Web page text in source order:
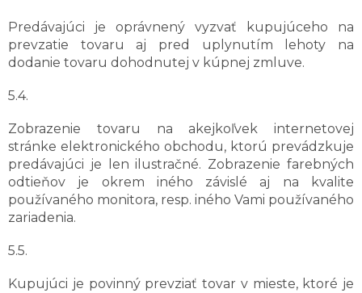
Predávajúci je oprávnený vyzvať kupujúceho na
prevzatie tovaru aj pred uplynutím lehoty na
dodanie tovaru dohodnutej v kúpnej zmluve.
5.4.
Zobrazenie tovaru na akejkoľvek internetovej
stránke elektronického obchodu, ktorú prevádzkuje
predávajúci je len ilustračné. Zobrazenie farebných
odtieňov je okrem iného závislé aj na kvalite
používaného monitora, resp. iného Vami používaného
zariadenia.
5.5.
Kupujúci je povinný prevziať tovar v mieste, ktoré je